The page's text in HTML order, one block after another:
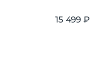
15 499 ₽